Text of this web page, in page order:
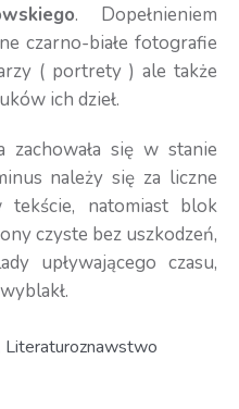
. Dopełnieniem
czarno-białe fotografie
( portrety ) ale także
ich dzieł.
zachowała się w stanie
należy się za liczne
tekście, natomiast blok
czyste bez uszkodzeń,
upływającego czasu,
Literaturoznawstwo